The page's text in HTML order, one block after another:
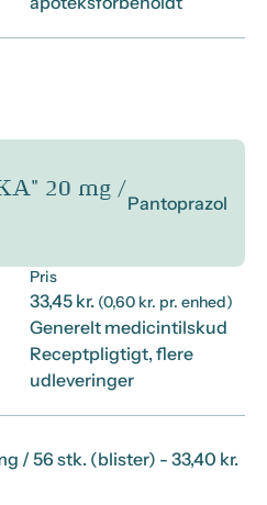
Pantoprazol
Pris
33,45 kr. (0,60 kr. pr. enhed)
Generelt medicintilskud
Receptpligtigt, flere
udleveringer
/ 56 stk. (blister) - 33,40 kr.